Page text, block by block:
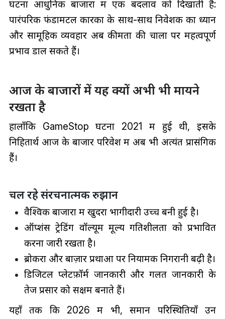
घटना आधुनिक बाजारों में एक बदलाव को दिखाती है:
पारंपरिक फंडामेंटल कारकों के साथ-साथ निवेशक का ध्यान
और सामूहिक व्यवहार अब कीमतों की चालों पर महत्वपूर्ण
प्रभाव डाल सकते हैं।
आज के बाजारों में यह क्यों अभी भी मायने
रखता है
हालाँकि GameStop घटना 2021 में हुई थी, इसके
निहितार्थ आज के बाजार परिवेश में अब भी अत्यंत प्रासंगिक
हैं।
चल रहे संरचनात्मक रुझान
वैश्विक बाजारों में खुदरा भागीदारी उच्च बनी हुई है।
ऑप्शंस ट्रेडिंग वॉल्यूम मूल्य गतिशीलता को प्रभावित
करना जारी रखता है।
ब्रोकरों और बाज़ार प्रथाओं पर नियामक निगरानी बढ़ी है।
डिजिटल प्लेटफ़ॉर्म जानकारी और गलत जानकारी के
तेज प्रसार को सक्षम बनाते हैं।
यहाँ तक कि 2026 में भी, समान परिस्थितियाँ उन